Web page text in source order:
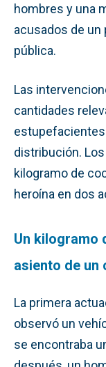
hombres y una
acusados de un
pública.
Las
cantidades
distribución.
kilogramo de
heroína en dos
Un kilogramo
asiento de un
La primera
observó un
se encontraba